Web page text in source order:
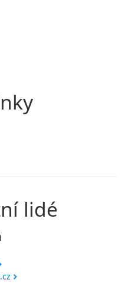
lidé